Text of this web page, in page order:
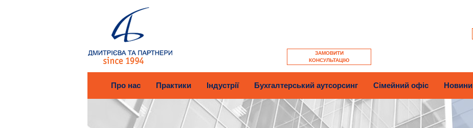
ЗАМОВИТИ
КОНСУЛЬТАЦІЮ
Про нас Практики Індустрії Бухгалтерський аутсорсинг Сімейний офіс Новини